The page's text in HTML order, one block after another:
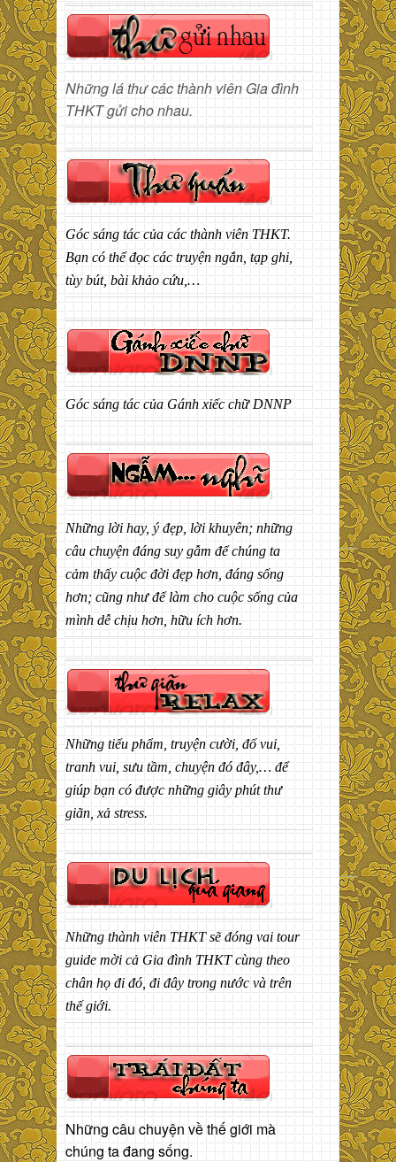
Những lá thư các thành viên Gia đình
THKT gửi cho nhau.
Góc sáng tác của các thành viên THKT.
Bạn có thể đọc các truyện ngắn, tạp ghi,
tùy bút, bài khảo cứu,…
Góc sáng tác của Gánh xiếc chữ DNNP
Những lời hay, ý đẹp, lời khuyên; những
câu chuyện đáng suy gẫm để chúng ta
cảm thấy cuộc đời đẹp hơn, đáng sống
hơn; cũng như để làm cho cuộc sống của
mình dễ chịu hơn, hữu ích hơn.
Những tiểu phẩm, truyện cười, đố vui,
tranh vui, sưu tầm, chuyện đó đây,… để
giúp bạn có được những giây phút thư
giãn, xả stress.
Những thành viên THKT sẽ đóng vai tour
guide mời cả Gia đình THKT cùng theo
chân họ đi đó, đi đây trong nước và trên
thế giới.
Những câu chuyện về thế giới mà
chúng ta đang sống.